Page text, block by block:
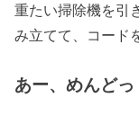
重たい掃除機を引
み立てて、コード
あー、めんどっ